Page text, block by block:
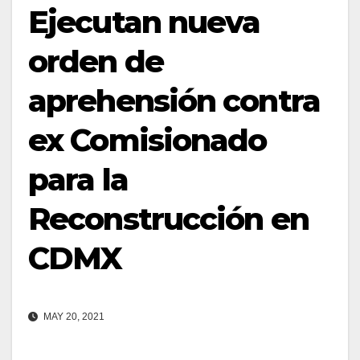
Ejecutan nueva
orden de
aprehensión contra
ex Comisionado
para la
Reconstrucción en
CDMX
MAY 20, 2021